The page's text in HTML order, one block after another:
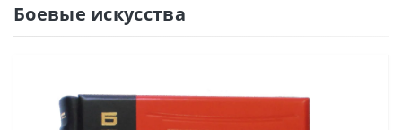
Боевые искусства